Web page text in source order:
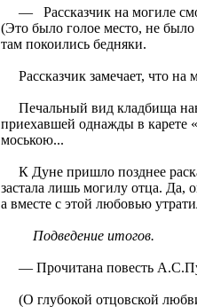
— Рассказчик на могиле
(Это было голое место, не
там покоились бедняки.
Рассказчик замечает, что на
Печальный вид кладбища
приехавшей однажды в карете
моською...
К Дуне пришло позднее
застала лишь могилу отца. Да,
а вместе с этой любовью
Подведение итогов.
— Прочитана повесть
(О глубокой отцовской